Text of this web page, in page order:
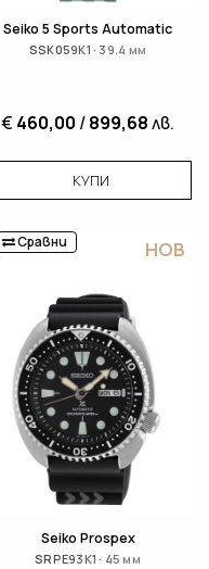
Seiko 5 Sports Automatic
SSK059K1 · 39.4 мм
€ 460,00 /899,68лв.
КУПИ
Сравни НОВ
Seiko Prospex
SRPE93K1 · 45 мм